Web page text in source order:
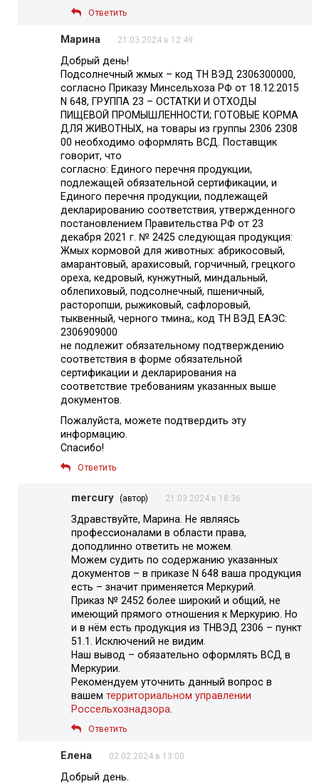
Ответить
Марина 21.03.2024 в 12:49
Добрый день!
Подсолнечный жмых – код ТН ВЭД 2306300000,
согласно Приказу Минсельхоза РФ от 18.12.2015
N 648, ГРУППА 23 – ОСТАТКИ И ОТХОДЫ
ПИЩЕВОЙ ПРОМЫШЛЕННОСТИ; ГОТОВЫЕ КОРМА
ДЛЯ ЖИВОТНЫХ, на товары из группы 2306 2308
00 необходимо оформлять ВСД. Поставщик
говорит, что
согласно: Единого перечня продукции,
подлежащей обязательной сертификации, и
Единого перечня продукции, подлежащей
декларированию соответствия, утвержденного
постановлением Правительства РФ от 23
декабря 2021 г. № 2425 следующая продукция:
Жмых кормовой для животных: абрикосовый,
амарантовый, арахисовый, горчичный, грецкого
ореха, кедровый, кунжутный, миндальный,
облепиховый, подсолнечный, пшеничный,
расторопши, рыжиковый, сафлоровый,
тыквенный, черного тмина;, код ТН ВЭД ЕАЭС:
2306909000
не подлежит обязательному подтверждению
соответствия в форме обязательной
сертификации и декларирования на
соответствие требованиям указанных выше
документов.
Пожалуйста, можете подтвердить эту
информацию.
Спасибо!
Ответить
mercury (автор) 21.03.2024 в 18:36
Здравствуйте, Марина. Не являясь
профессионалами в области права,
доподлинно ответить не можем.
Можем судить по содержанию указанных
документов – в приказе N 648 ваша продукция
есть – значит применяется Меркурий.
Приказ № 2452 более широкий и общий, не
имеющий прямого отношения к Меркурию. Но
и в нём есть продукция из ТНВЭД 2306 – пункт
51.1. Исключений не видим.
Наш вывод – обязательно оформлять ВСД в
Меркурии.
Рекомендуем уточнить данный вопрос в
вашем территориальном управлении
Россельхознадзора
Ответить
Елена 02.02.2024 в 13:00
Добрый день.